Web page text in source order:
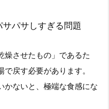
パサしすぎる問題
燥させたもの」であるた
戻す必要があります。
かないと、極端な食感にな